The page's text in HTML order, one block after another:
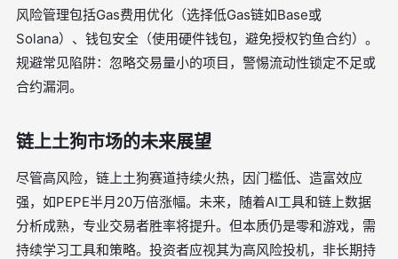
风险管理包括Gas费用优化（选择低Gas链如Base或
Solana）、钱包安全（使用硬件钱包，避免授权钓鱼合约）。
规避常见陷阱：忽略交易量小的项目，警惕流动性锁定不足或
合约漏洞。
链上土狗市场的未来展望
尽管高风险，链上土狗赛道持续火热，因门槛低、造富效应
强，如PEPE半月20万倍涨幅。未来，随着AI工具和链上数据
分析成熟，专业交易者胜率将提升。但本质仍是零和游戏，需
持续学习工具和策略。投资者应视其为高风险投机，非长期持